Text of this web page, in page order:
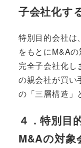
子会社化す
特別目的会社は
をもとにM&A
完全子会社化し
の親会社が買い
の「三層構造」
４．特別目
M&Aの対象